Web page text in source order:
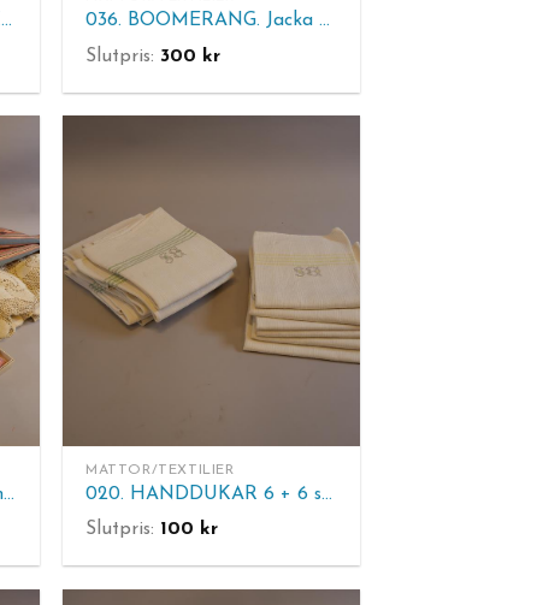
013. SLIPSAR. Tröja Gant XL mm.
036. BOOMERANG. Jacka herr stl L.
Slutpris: 300 kr
021. VIRKAT ÖVERKAST mm.
MATTOR/TEXTILIER
020. HANDDUKAR 6 + 6 st mm.
Slutpris: 100 kr